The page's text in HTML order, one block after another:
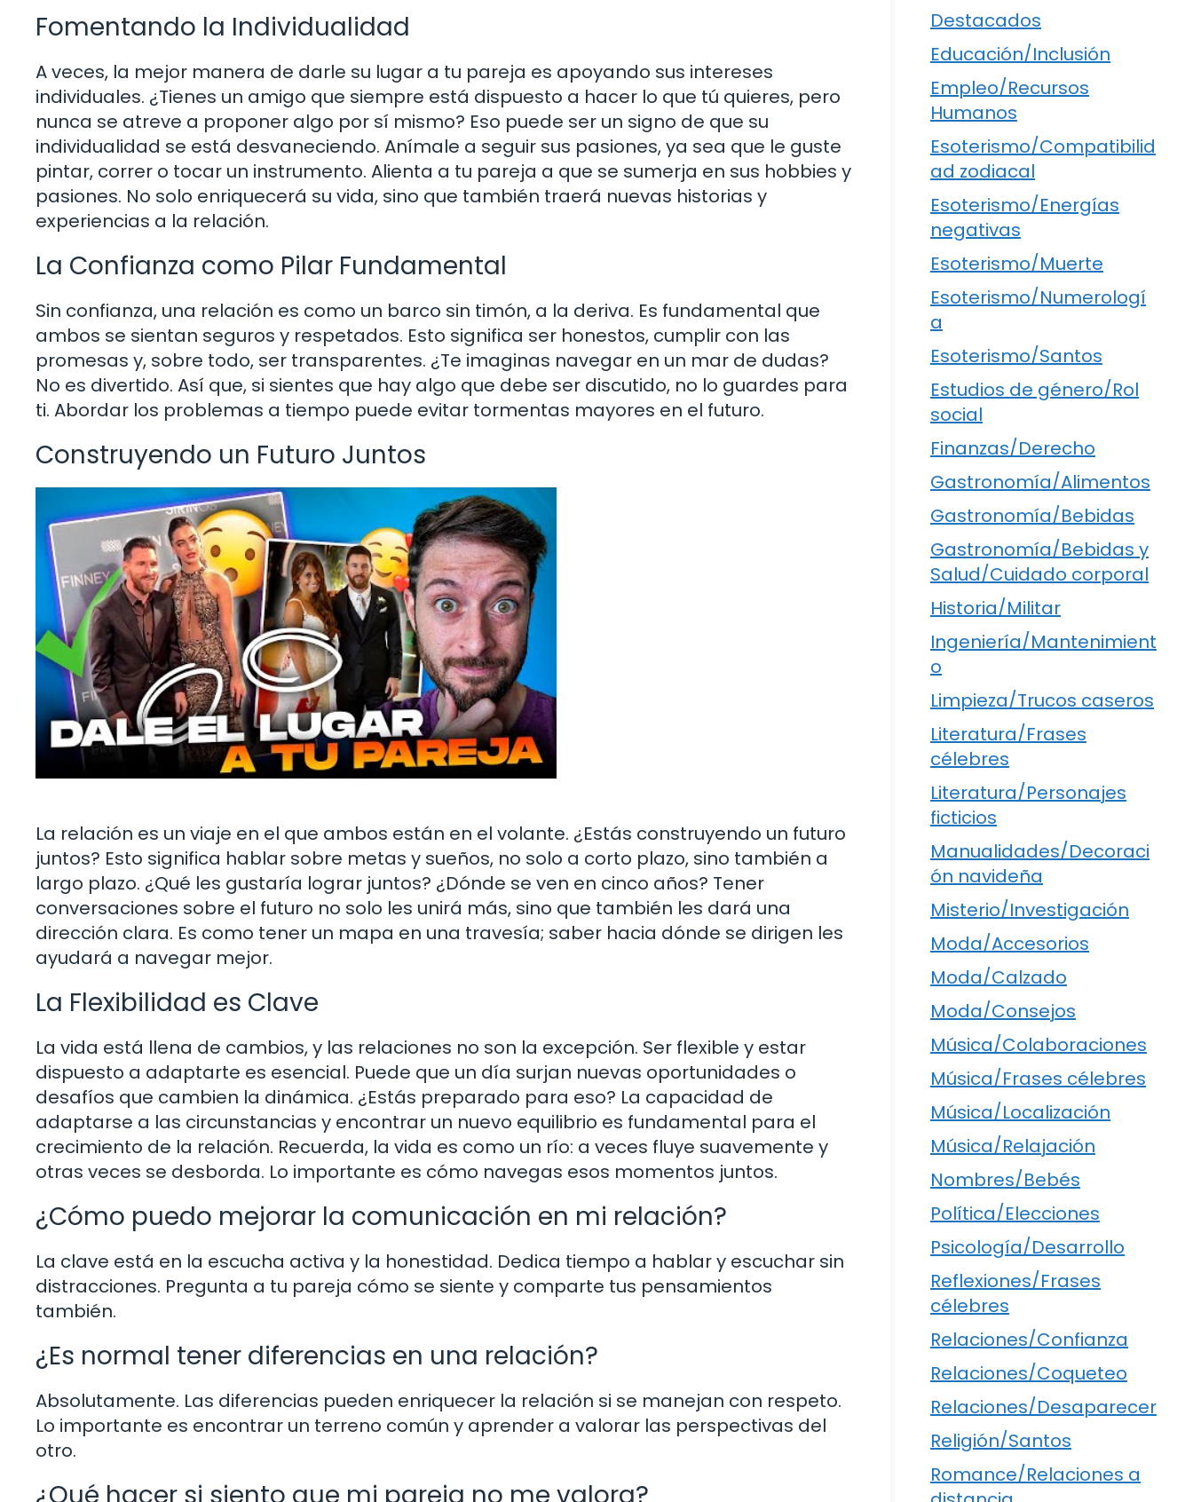
Fomentando la Individualidad
A veces, la mejor manera de darle su lugar a tu pareja es apoyando sus intereses
individuales. ¿Tienes un amigo que siempre está dispuesto a hacer lo que tú quieres, pero
nunca se atreve a proponer algo por sí mismo? Eso puede ser un signo de que su
individualidad se está desvaneciendo. Anímale a seguir sus pasiones, ya sea que le guste
pintar, correr o tocar un instrumento. Alienta a tu pareja a que se sumerja en sus hobbies y
pasiones. No solo enriquecerá su vida, sino que también traerá nuevas historias y
experiencias a la relación.
La Confianza como Pilar Fundamental
Sin confianza, una relación es como un barco sin timón, a la deriva. Es fundamental que
ambos se sientan seguros y respetados. Esto significa ser honestos, cumplir con las
promesas y, sobre todo, ser transparentes. ¿Te imaginas navegar en un mar de dudas?
No es divertido. Así que, si sientes que hay algo que debe ser discutido, no lo guardes para
ti. Abordar los problemas a tiempo puede evitar tormentas mayores en el futuro.
Construyendo un Futuro Juntos
La relación es un viaje en el que ambos están en el volante. ¿Estás construyendo un futuro
juntos? Esto significa hablar sobre metas y sueños, no solo a corto plazo, sino también a
largo plazo. ¿Qué les gustaría lograr juntos? ¿Dónde se ven en cinco años? Tener
conversaciones sobre el futuro no solo les unirá más, sino que también les dará una
dirección clara. Es como tener un mapa en una travesía; saber hacia dónde se dirigen les
ayudará a navegar mejor.
La Flexibilidad es Clave
La vida está llena de cambios, y las relaciones no son la excepción. Ser flexible y estar
dispuesto a adaptarte es esencial. Puede que un día surjan nuevas oportunidades o
desafíos que cambien la dinámica. ¿Estás preparado para eso? La capacidad de
adaptarse a las circunstancias y encontrar un nuevo equilibrio es fundamental para el
crecimiento de la relación. Recuerda, la vida es como un río: a veces fluye suavemente y
otras veces se desborda. Lo importante es cómo navegas esos momentos juntos.
¿Cómo puedo mejorar la comunicación en mi relación?
La clave está en la escucha activa y la honestidad. Dedica tiempo a hablar y escuchar sin
distracciones. Pregunta a tu pareja cómo se siente y comparte tus pensamientos
también.
¿Es normal tener diferencias en una relación?
Absolutamente. Las diferencias pueden enriquecer la relación si se manejan con respeto.
Lo importante es encontrar un terreno común y aprender a valorar las perspectivas del
otro.
Destacados
Educación/Inclusión
Empleo/Recursos
Humanos
Esoterismo/Compatibilid
ad zodiacal
Esoterismo/Energías
negativas
Esoterismo/Muerte
Esoterismo/Numerologí
a
Esoterismo/Santos
Estudios de género/Rol
social
Finanzas/Derecho
Gastronomía/Alimentos
Gastronomía/Bebidas
Gastronomía/Bebidas y
Salud/Cuidado corporal
Historia/Militar
Ingeniería/Mantenimient
o
Limpieza/Trucos caseros
Literatura/Frases
célebres
Literatura/Personajes
ficticios
Manualidades/Decoraci
ón navideña
Misterio/Investigación
Moda/Accesorios
Moda/Calzado
Moda/Consejos
Música/Colaboraciones
Música/Frases célebres
Música/Localización
Música/Relajación
Nombres/Bebés
Política/Elecciones
Psicología/Desarrollo
Reflexiones/Frases
célebres
Relaciones/Confianza
Relaciones/Coqueteo
Relaciones/Desaparecer
Religión/Santos
Romance/Relaciones a